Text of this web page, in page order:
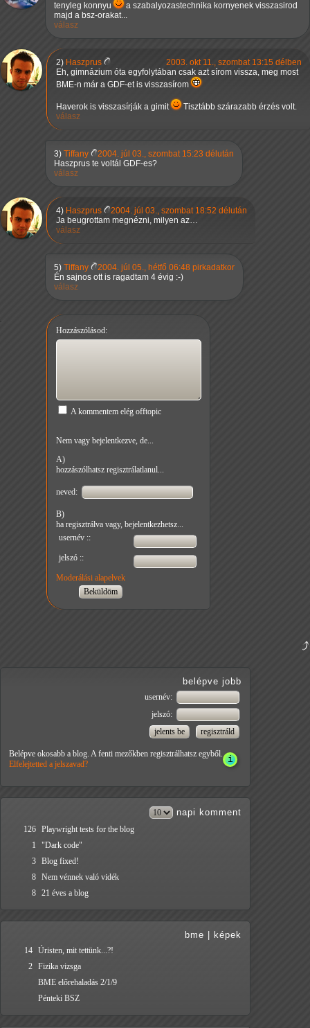
tenyleg konnyu
a szabalyozastechnika kornyenek visszasirod
majd a bsz-orakat...
válasz
2) Haszprus
2003. okt 11., szombat 13:15 délben
Eh, gimnázium óta egyfolytában csak azt sírom vissza, meg most
BME-n már a GDF-et is visszasírom
Haverok is visszasírják a gimit
Tisztább szárazabb érzés volt.
válasz
3) Tiffany
2004. júl 03., szombat 15:23 délután
Haszprus te voltál GDF-es?
válasz
4) Haszprus
2004. júl 03., szombat 18:52 délután
Ja beugrottam megnézni, milyen az…
válasz
5) Tiffany
2004. júl 05., hétfő 06:48 pirkadatkor
Én sajnos ott is ragadtam 4 évig :-)
válasz
Hozzászólásod:
A kommentem elég offtopic
Nem vagy bejelentkezve, de...
A)
hozzászólhatsz regisztrálatlanul...
neved:
B)
ha regisztrálva vagy, bejelentkezhetsz...
usernév ::
jelszó ::
Moderálási alapelvek
belépve jobb
usernév:
jelszó:
Belépve okosabb a blog. A fenti mezőkben regisztrálhatsz egyből.
Elfelejtetted a jelszavad?
napi komment
126 Playwright tests for the blog
1
"Dark code"
3 Blog fixed!
8 Nem vénnek való vidék
8 21 éves a blog
bme képek
14 Úristen, mit tettünk...?!
2 Fizika vizsga
BME előrehaladás 2/1/9
Pénteki BSZ